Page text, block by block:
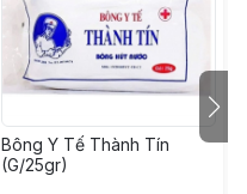
Bông Y Tế Thành Tín
(G/25gr)